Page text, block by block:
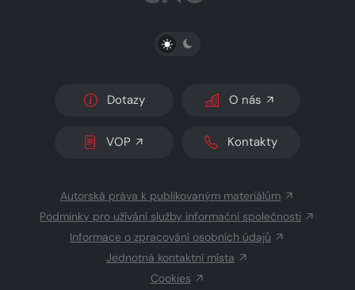
PŘEPNOUT SVĚTLÝ/TMAVÝ REŽIM
Dotazy O nás
VOP Kontakty
Autorská práva k publikovaným materiálům
Podmínky pro užívání služby informační společnosti
Informace o zpracování osobních údajů
Jednotná kontaktní místa
Cookies